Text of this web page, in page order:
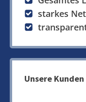
starkes
Unsere Kunden